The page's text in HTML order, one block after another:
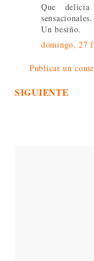
Que
sensacionales.
Un besiño.
domingo, 27
Publicar un
SIGUIENTE